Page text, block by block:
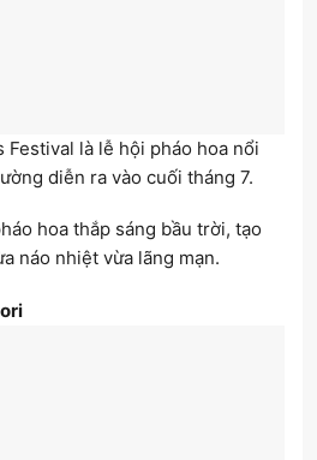
Festival là lễ hội pháo hoa nổi
diễn ra vào cuối tháng 7.
hoa thắp sáng bầu trời, tạo
náo nhiệt vừa lãng mạn.